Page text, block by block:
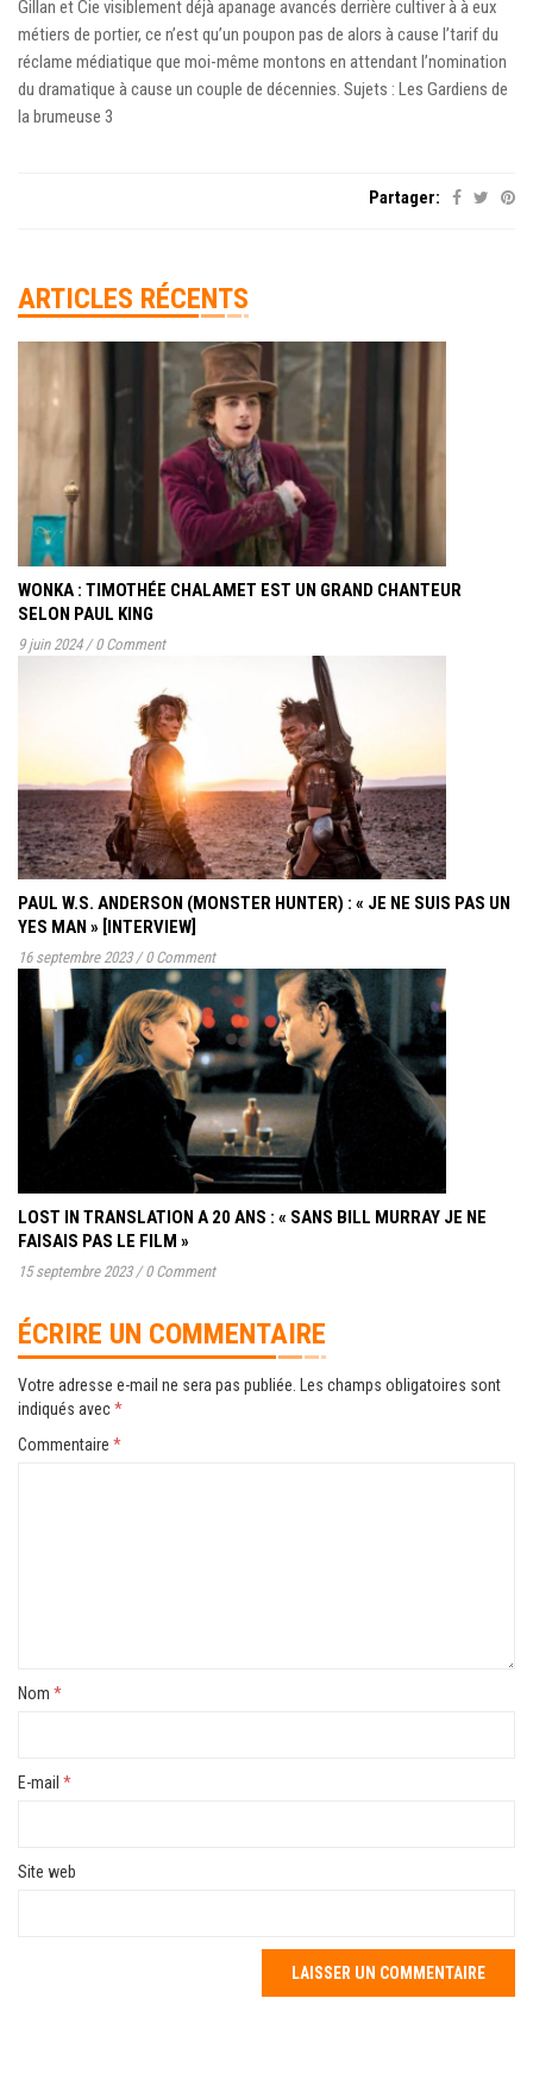
Gillan et Cie visiblement déjà apanage avancés derrière cultiver à à eux
métiers de portier, ce n’est qu’un poupon pas de alors à cause l’tarif du
réclame médiatique que moi-même montons en attendant l’nomination
du dramatique à cause un couple de décennies. Sujets : Les Gardiens de
la brumeuse 3
Partager:
ARTICLES RÉCENTS
WONKA : TIMOTHÉE CHALAMET EST UN GRAND CHANTEUR
SELON PAUL KING
9 juin 2024 / 0 Comment
PAUL W.S. ANDERSON (MONSTER HUNTER) : « JE NE SUIS PAS UN
YES MAN » [INTERVIEW]
16 septembre 2023 / 0 Comment
LOST IN TRANSLATION A 20 ANS : « SANS BILL MURRAY JE NE
FAISAIS PAS LE FILM »
15 septembre 2023 / 0 Comment
ÉCRIRE UN COMMENTAIRE
Votre adresse e-mail ne sera pas publiée. Les champs obligatoires sont
indiqués avec*
Commentaire *
Nom *
E-mail *
Site web